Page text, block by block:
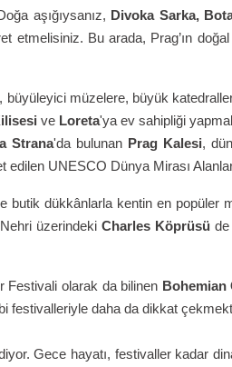
aşığıysanız, Divoka Sarka,
etmelisiniz. Bu arada, Prag’ın doğal
büyüleyici müzelere, büyük
veLoreta'ya ev sahipliği
Strana'da bulunan Prag Kalesi,
UNESCO Dünya Mirası
dükkânlarla kentin en popüler
üzerindeki Charles Köprüsü
Festivali olarak da bilinen Bohemian
festivalleriyle daha da dikkat
Gece hayatı, festivaller kadar